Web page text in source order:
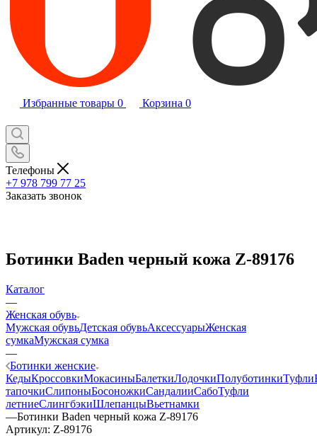
Избранные товары 0 Корзина 0
Телефоны
+7 978 799 77 25
Заказать звонок
Ботинки Baden черный кожа Z-89176
Каталог
—
Женская обувь
Мужская обувьДетская обувьАксессуарыЖенская
сумкаМужская сумка
—
Ботинки женские
КедыКроссовкиМокасиныБалеткиЛодочкиПолуботинкиТуфли
тапочкиСлипоныБосоножкиСандалииСабоТуфли
летниеСлингбэкиШлепанцыВьетнамки
—Ботинки Baden черный кожа Z-89176
Артикул: Z-89176